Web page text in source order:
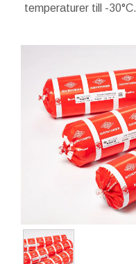
temperaturer till -30°C.